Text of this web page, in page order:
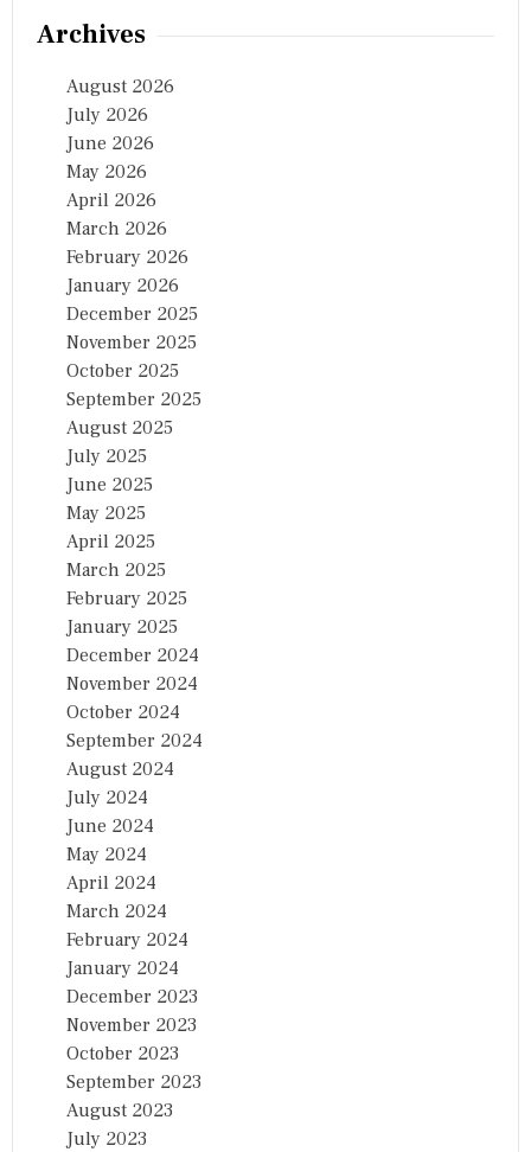
Archives
August 2026
July 2026
June 2026
May 2026
April 2026
March 2026
February 2026
January 2026
December 2025
November 2025
October 2025
September 2025
August 2025
July 2025
June 2025
May 2025
April 2025
March 2025
February 2025
January 2025
December 2024
November 2024
October 2024
September 2024
August 2024
July 2024
June 2024
May 2024
April 2024
March 2024
February 2024
January 2024
December 2023
November 2023
October 2023
September 2023
August 2023
July 2023